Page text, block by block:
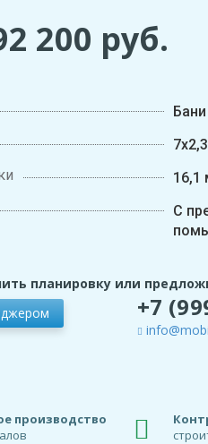
200 руб.
7х2,3
16,1
С
планировку или
+7
производство